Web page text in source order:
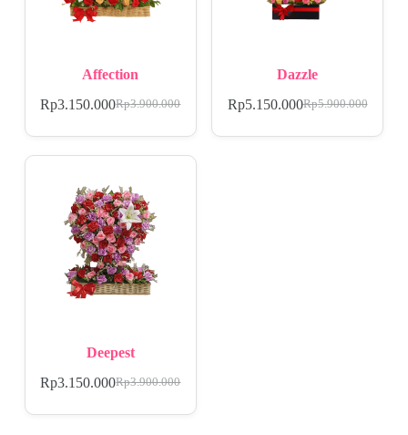
Affection
Rp3.900.000
Rp3.150.000
Dazzle
Rp5.900.000
Rp5.150.000
Deepest
Rp3.900.000
Rp3.150.000